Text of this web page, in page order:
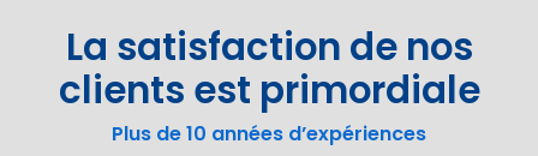
La satisfaction de nos
clients est primordiale
Plus de 10 années d’expériences